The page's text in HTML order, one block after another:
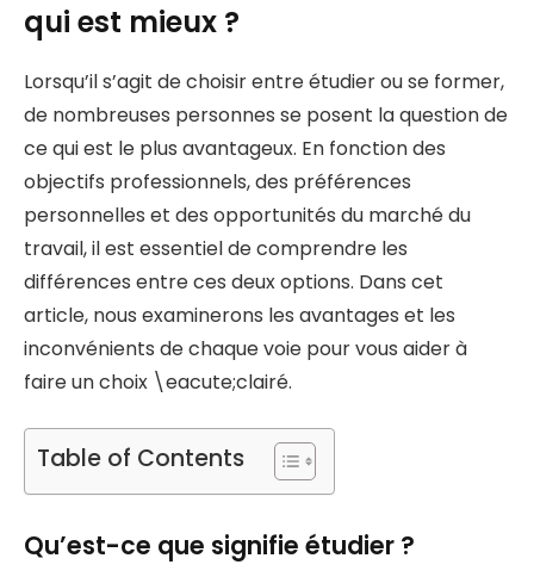
qui est mieux ?
Lorsqu’il s’agit de choisir entre étudier ou se former,
de nombreuses personnes se posent la question de
ce qui est le plus avantageux. En fonction des
objectifs professionnels, des préférences
personnelles et des opportunités du marché du
travail, il est essentiel de comprendre les
différences entre ces deux options. Dans cet
article, nous examinerons les avantages et les
inconvénients de chaque voie pour vous aider à
faire un choix \eacute;clairé.
Table of Contents
Qu’est-ce que signifie étudier ?